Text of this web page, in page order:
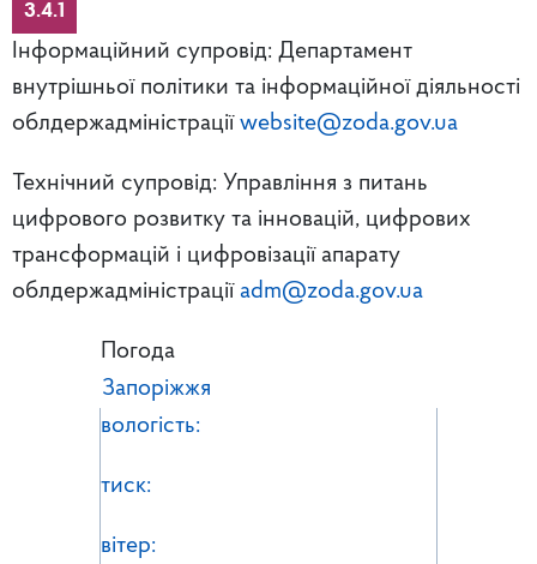
3.4.1
Інформаційний супровід: Департамент
внутрішньої політики та інформаційної діяльності
облдержадміністрації website@zoda.gov.ua
Технічний супровід: Управління з питань
цифрового розвитку та інновацій, цифрових
трансформацій і цифровізації апарату
облдержадміністрації adm@zoda.gov.ua
Погода
Запоріжжя
вологість:
тиск:
вітер: